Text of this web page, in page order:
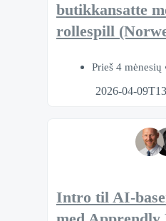
butikkansatte
rollespill
Prieš 4 mėnesių
2026-04-
Intro til AI-